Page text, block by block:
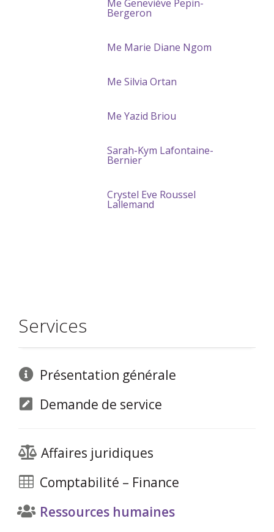
Me Geneviève Pepin-
Bergeron
Me Marie Diane Ngom
Me Silvia Ortan
Me Yazid Briou
Sarah-Kym Lafontaine-
Bernier
Crystel Eve Roussel
Lallemand
Services
Présentation générale
Demande de service
Affaires juridiques
Comptabilité – Finance
Ressources humaines